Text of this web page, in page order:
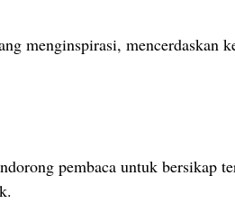
menginspirasi, mencerdaskan
pembaca untuk bersikap